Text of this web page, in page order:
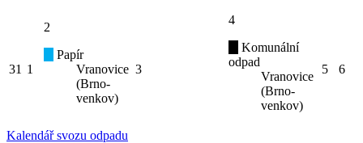
31 1
2
Papír
Vranovice
(Brno-
venkov)
3
4
Komunální
odpad
Vranovice
(Brno-
venkov)
5 6
Kalendář svozu odpadu